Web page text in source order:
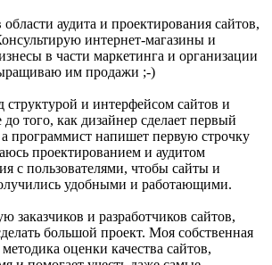
области аудита и проектирования сайтов,
интернет-магазины и
в части маркетинга и организации
им продажи ;-)
структурой и интерфейсом сайтов и
того, как дизайнер сделает первый
программист напишет первую строчку
проектированием и аудитом
с пользователями, чтобы сайты и
удобными и работающими.
заказчиков и разработчиков сайтов,
большой проект. Моя собственная
оценки качества сайтов,